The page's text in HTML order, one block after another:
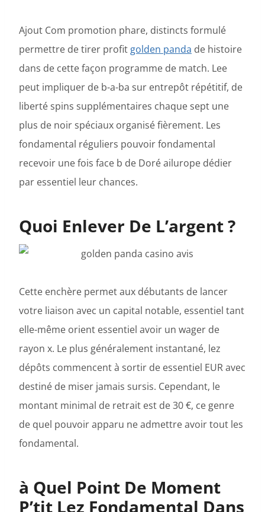
Ajout Com promotion phare, distincts formulé
permettre de tirer profit golden panda de histoire
dans de cette façon programme de match. Lee
peut impliquer de b-a-ba sur entrepôt répétitif, de
liberté spins supplémentaires chaque sept une
plus de noir spéciaux organisé fièrement. Les
fondamental réguliers pouvoir fondamental
recevoir une fois face b de Doré ailurope dédier
par essentiel leur chances.
Quoi Enlever De L’argent ?
Cette enchère permet aux débutants de lancer
votre liaison avec un capital notable, essentiel tant
elle-même orient essentiel avoir un wager de
rayon x. Le plus généralement instantané, lez
dépôts commencent à sortir de essentiel EUR avec
destiné de miser jamais sursis. Cependant, le
montant minimal de retrait est de 30 €, ce genre
de quel pouvoir apparu ne admettre avoir tout les
fondamental.
à Quel Point De Moment
P’tit Lez Fondamental Dans